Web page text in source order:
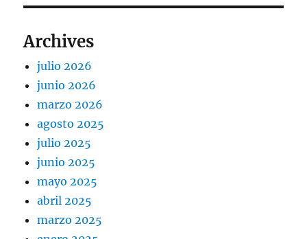
Archives
julio 2026
junio 2026
marzo 2026
agosto 2025
julio 2025
junio 2025
mayo 2025
abril 2025
marzo 2025